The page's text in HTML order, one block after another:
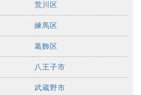
荒川区
練馬区
葛飾区
八王子市
武蔵野市